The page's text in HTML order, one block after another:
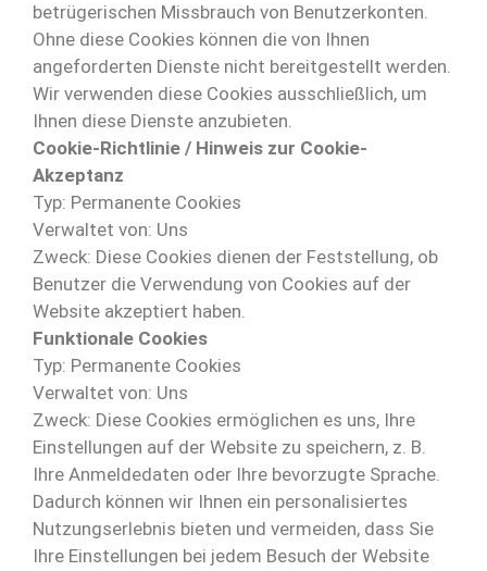
betrügerischen Missbrauch von Benutzerkonten.
Ohne diese Cookies können die von Ihnen
angeforderten Dienste nicht bereitgestellt werden.
Wir verwenden diese Cookies ausschließlich, um
Ihnen diese Dienste anzubieten.
Cookie-Richtlinie / Hinweis zur Cookie-
Akzeptanz
Typ: Permanente Cookies
Verwaltet von: Uns
Zweck: Diese Cookies dienen der Feststellung, ob
Benutzer die Verwendung von Cookies auf der
Website akzeptiert haben.
Funktionale Cookies
Typ: Permanente Cookies
Verwaltet von: Uns
Zweck: Diese Cookies ermöglichen es uns, Ihre
Einstellungen auf der Website zu speichern, z. B.
Ihre Anmeldedaten oder Ihre bevorzugte Sprache.
Dadurch können wir Ihnen ein personalisiertes
Nutzungserlebnis bieten und vermeiden, dass Sie
Ihre Einstellungen bei jedem Besuch der Website